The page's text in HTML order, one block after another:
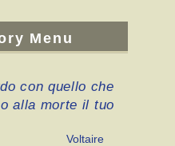
Menu
con quello che
alla morte il tuo
Voltaire